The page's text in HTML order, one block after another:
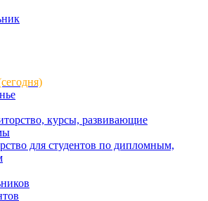
курсы, развивающие
для студентов по дипломным,